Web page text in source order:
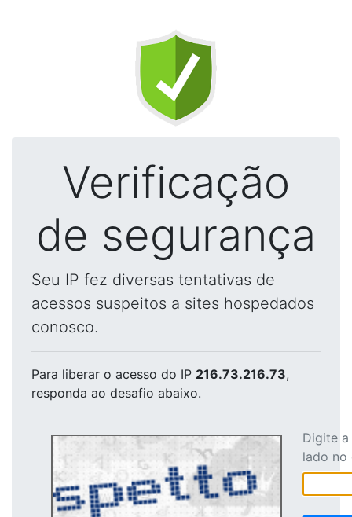
Verificação
de segurança
Seu IP fez diversas tentativas de
acessos suspeitos a sites hospedados
conosco.
Para liberar o acesso do IP 216.73.216.73,
responda ao desafio abaixo.
Digite
lado no